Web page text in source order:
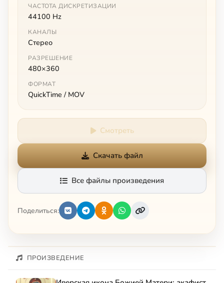
ЧАСТОТА ДИСКРЕТИЗАЦИИ
44100 Hz
КАНАЛЫ
Стерео
РАЗРЕШЕНИЕ
480×360
ФОРМАТ
QuickTime / MOV
Смотреть
Скачать файл
Все файлы произведения
Поделиться:
ПРОИЗВЕДЕНИЕ